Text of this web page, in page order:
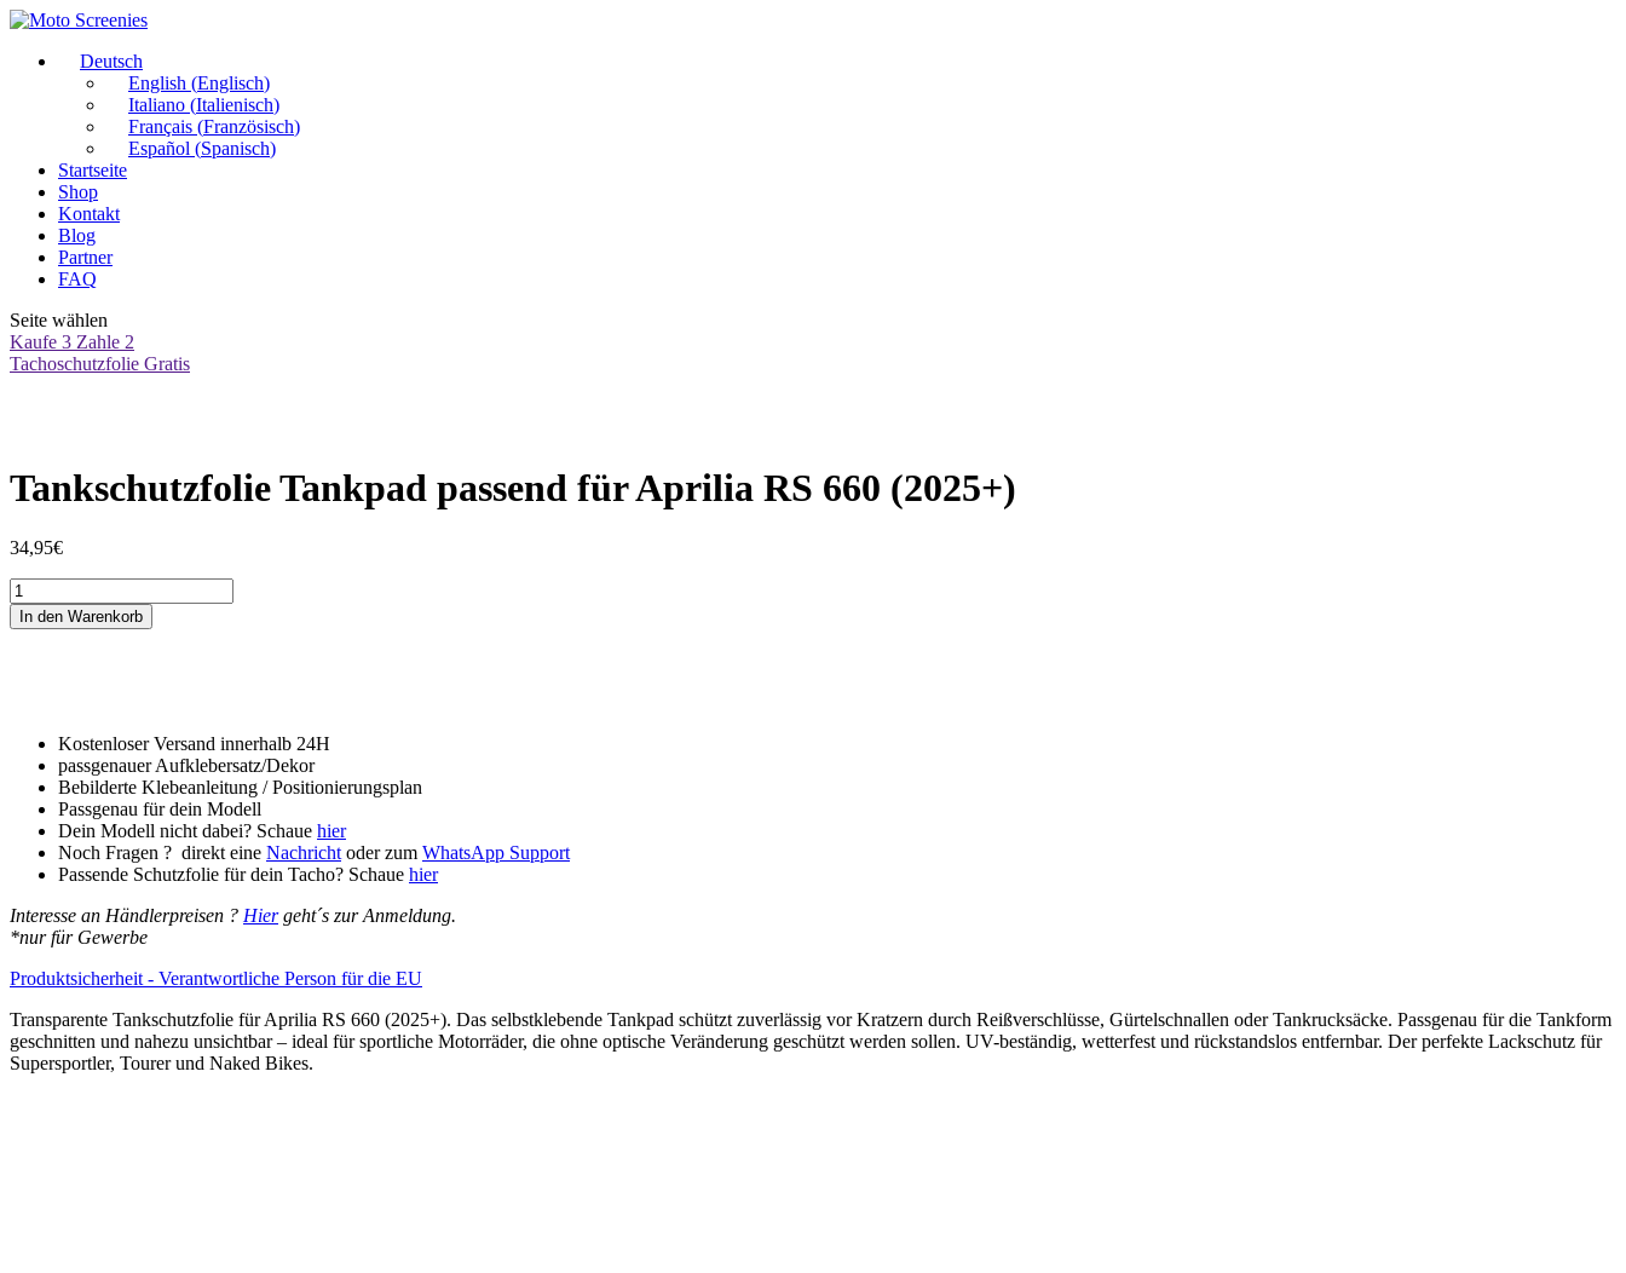
Deutsch
English (Englisch)
Italiano (Italienisch)
Français (Französisch)
Español (Spanisch)
Startseite
Shop
Kontakt
Blog
Partner
FAQ
Seite wählen
Kaufe 3 Zahle 2
Tachoschutzfolie Gratis
Tankschutzfolie Tankpad passend für Aprilia RS 660 (2025+)
34,95€
Tankschutzfolie
Tankpad
passend
(2025+)
Menge
In den Warenkorb
Kostenloser Versand innerhalb 24H
passgenauer Aufklebersatz/Dekor
Bebilderte Klebeanleitung / Positionierungsplan
Passgenau für dein Modell
Dein Modell nicht dabei? Schaue hier
Noch Fragen ? direkt eine Nachricht oder zum WhatsApp Support
Passende Schutzfolie für dein Tacho? Schaue hier
Interesse an Händlerpreisen ? Hiergeht´s zur Anmeldung.
*nur für Gewerbe
Produktsicherheit - Verantwortliche Person für die EU
Transparente Tankschutzfolie für Aprilia RS 660 (2025+). Das selbstklebende Tankpad schützt zuverlässig vor Kratzern durch Reißverschlüsse, Gürtelschnallen oder Tankrucksäcke. Passgenau für die Tankform
geschnitten und nahezu unsichtbar – ideal für sportliche Motorräder, die ohne optische Veränderung geschützt werden sollen. UV-beständig, wetterfest und rückstandslos entfernbar. Der perfekte Lackschutz für
Supersportler, Tourer und Naked Bikes.